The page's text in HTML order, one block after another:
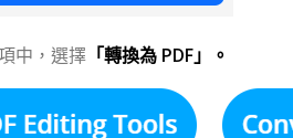
中，選擇 「轉換為 PDF」。